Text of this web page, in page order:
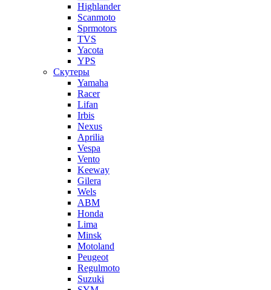
Highlander
Scanmoto
Sprmotors
TVS
Yacota
YPS
Скутеры
Yamaha
Racer
Lifan
Irbis
Nexus
Aprilia
Vespa
Vento
Keeway
Gilera
Wels
ABM
Honda
Lima
Minsk
Motoland
Peugeot
Regulmoto
Suzuki